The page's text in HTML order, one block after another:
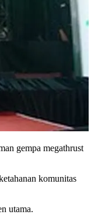
gempa megathrust
komunitas
utama.